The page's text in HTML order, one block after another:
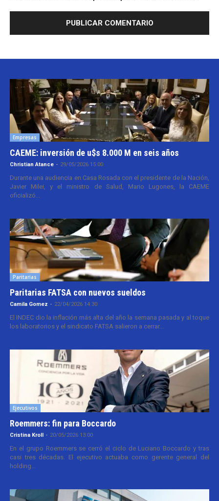
Empresas
CAEME: inversión de u$s 8.000 M en seis años
Christian Atance - 29/05/2026 15:00
Durante una audiencia en Casa Rosada con el presidente de la Nación,
Javier Milei, y el ministro de Salud, Mario Lugones, la CAEME
oficializó...
Paritarias
Paritarias FATSA con nuevos sueldos
Camila Gomez - 22/04/2026 14:30
El INDEC dio la inflación más alta del año la semana pasada y al toque
los laboratorios y el sindicato FATSA salieron a cerrar...
Ejecutivos
Roemmers: fin para Boccardo
Cristina Kroll - 20/05/2026 13:00
En el grupo Roemmers se cerró el ciclo de Luciano Boccardo y tras
casi tres décadas. El ejecutivo actuaba como gerente general del
holding...